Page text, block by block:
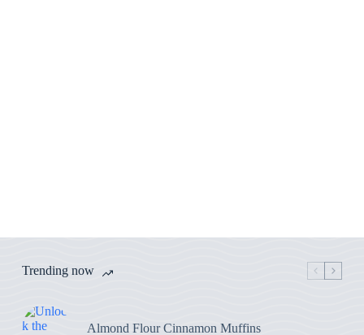
Trending now
Almond Flour Cinnamon Muffins